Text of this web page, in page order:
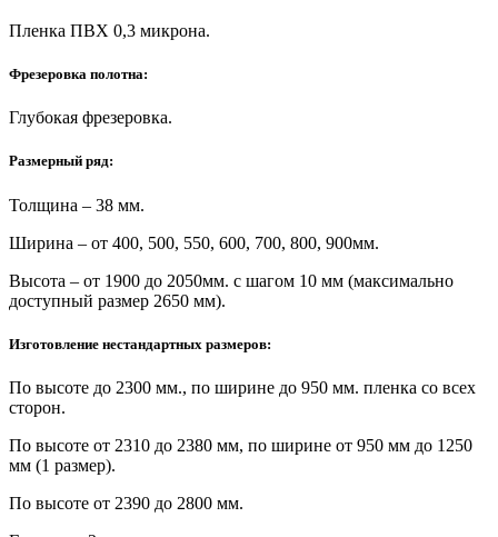
Пленка ПВХ 0,3 микрона.
Фрезеровка полотна:
Глубокая фрезеровка.
Размерный ряд:
Толщина – 38 мм.
Ширина – от 400, 500, 550, 600, 700, 800, 900мм.
Высота – от 1900 до 2050мм. с шагом 10 мм (максимально
доступный размер 2650 мм).
Изготовление нестандартных размеров:
По высоте до 2300 мм., по ширине до 950 мм. пленка со всех
сторон.
По высоте от 2310 до 2380 мм, по ширине от 950 мм до 1250
мм (1 размер).
По высоте от 2390 до 2800 мм.